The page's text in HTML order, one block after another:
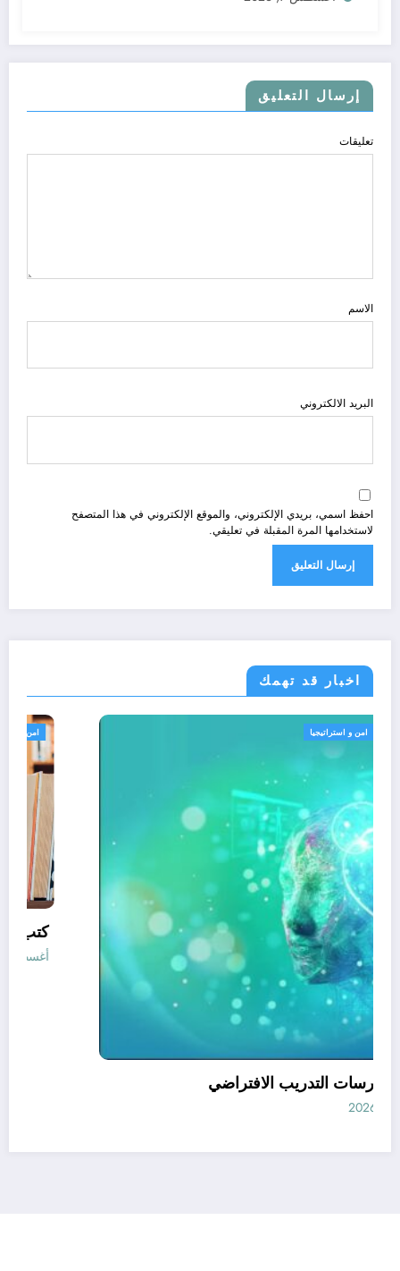
إرسال التعليق
تعليقات
الاسم
البريد الالكتروني
احفظ اسمي، بريدي الإلكتروني، والموقع الإلكتروني في هذا المتصفح
لاستخدامها المرة المقبلة في تعليقي.
اخبار قد تهمك
الجزائر الحدث
أفضل ممارسات التدريب الافتراضي
أغسطس 7, 2026